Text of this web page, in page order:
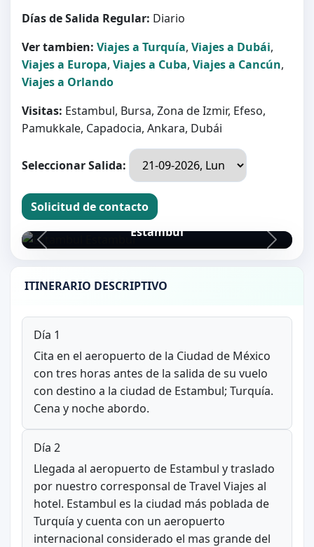
Días de Salida Regular: Diario
Ver tambien: Viajes a Turquía, Viajes a Dubái,
Viajes a Europa, Viajes a Cuba, Viajes a Cancún,
Viajes a Orlando
Visitas: Estambul, Bursa, Zona de Izmir, Efeso,
Pamukkale, Capadocia, Ankara, Dubái
Seleccionar Salida:
Solicitud de contacto
Estambul
Estambul
ITINERARIO DESCRIPTIVO
Día 1
Cita en el aeropuerto de la Ciudad de México
con tres horas antes de la salida de su vuelo
con destino a la ciudad de Estambul; Turquía.
Cena y noche abordo.
Día 2
Llegada al aeropuerto de Estambul y traslado
por nuestro corresponsal de Travel Viajes al
hotel. Estambul es la ciudad más poblada de
Turquía y cuenta con un aeropuerto
internacional considerado el mas grande del